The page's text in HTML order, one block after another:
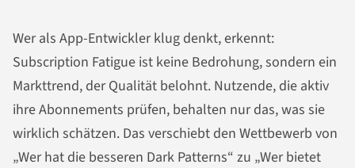
Wer als App-Entwickler klug denkt, erkennt:
Subscription Fatigue ist keine Bedrohung, sondern ein
Markttrend, der Qualität belohnt. Nutzende, die aktiv
ihre Abonnements prüfen, behalten nur das, was sie
wirklich schätzen. Das verschiebt den Wettbewerb von
„Wer hat die besseren Dark Patterns“ zu „Wer bietet